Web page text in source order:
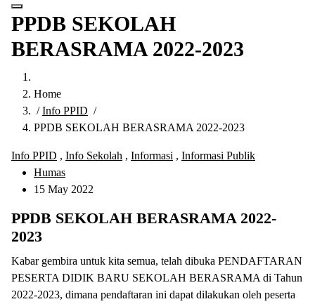
PPDB SEKOLAH
BERASRAMA 2022-2023
Home
/Info PPID /
PPDB SEKOLAH BERASRAMA 2022-2023
Info PPID , Info Sekolah , Informasi , Informasi Publik
Humas
15 May 2022
PPDB SEKOLAH BERASRAMA 2022-
2023
Kabar gembira untuk kita semua, telah dibuka PENDAFTARAN
PESERTA DIDIK BARU SEKOLAH BERASRAMA di Tahun
2022-2023, dimana pendaftaran ini dapat dilakukan oleh peserta